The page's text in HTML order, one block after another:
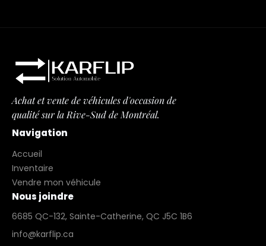
Achat et vente de véhicules d'occasion de
qualité sur la Rive-Sud de Montréal.
Navigation
Accueil
Inventaire
Vendre mon véhicule
Nous joindre
6685 QC-132, Sainte-Catherine, QC J5C 1B6
info@karflip.ca